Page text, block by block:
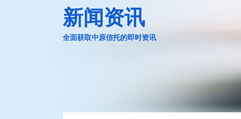
新闻资讯
全面获取中原信托的即时资讯